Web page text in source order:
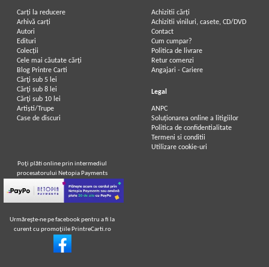
Carți la reducere
Arhivă carți
Autori
Edituri
Colecții
Cele mai căutate cărți
Blog Printre Carti
Cărţi sub 5 lei
Cărţi sub 8 lei
Cărţi sub 10 lei
Artiști/Trupe
Case de discuri
Achizitii cărți
Achizitii viniluri, casete, CD/DVD
Contact
Cum cumpar?
Politica de livrare
Retur comenzi
Angajari - Cariere
Legal
ANPC
Soluționarea online a litigiilor
Politica de confidentialitate
Termeni si conditii
Utilizare cookie-uri
Poţi plăti online prin intermediul
procesatorului Netopia Payments
Urmăreşte-ne pe facebook pentru a fi la
curent cu promoţiile PrintreCarti.ro